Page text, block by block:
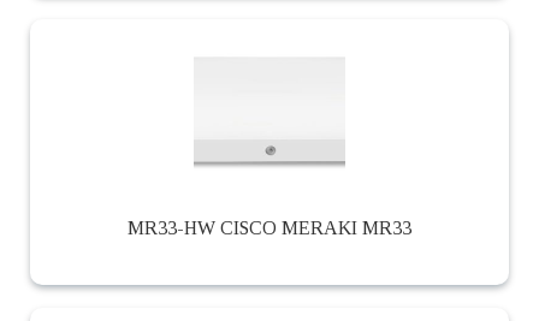
MR33-HW CISCO MERAKI MR33